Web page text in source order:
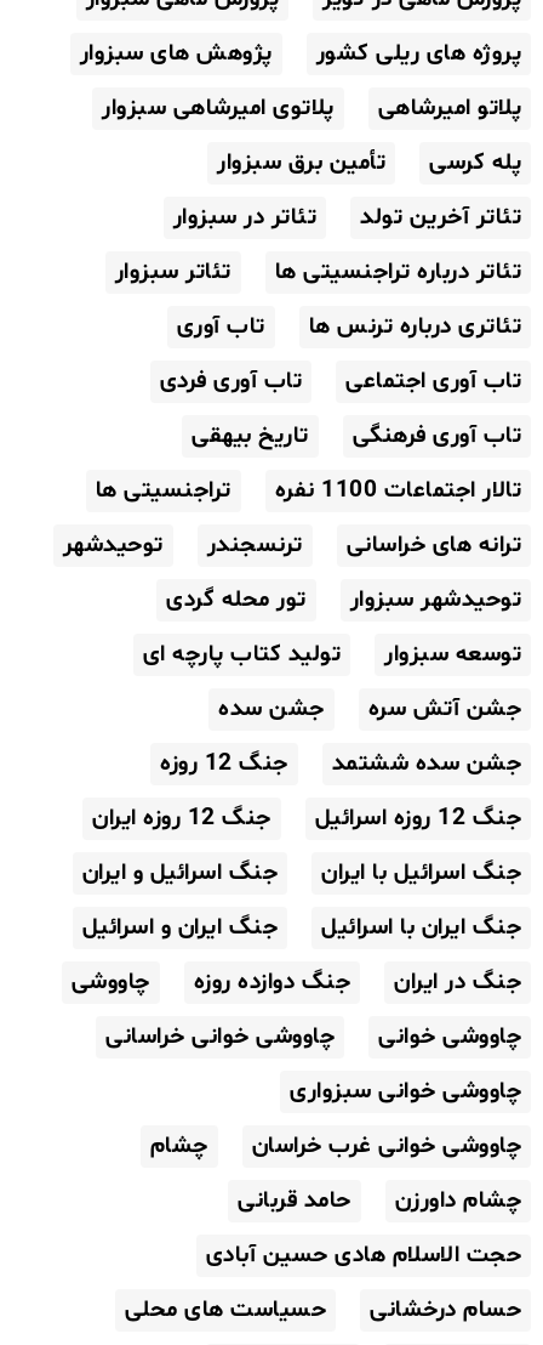
پروژه های ریلی کشور
پژوهش های سبزوار
پلاتو امیرشاهی
پلاتوی امیرشاهی سبزوار
پله کرسی
تأمین برق سبزوار
تئاتر آخرین تولد
تئاتر در سبزوار
تئاتر درباره تراجنسیتی ها
تئاتر سبزوار
تئاتری درباره ترنس ها
تاب آوری
تاب آوری اجتماعی
تاب آوری فردی
تاب آوری فرهنگی
تاریخ بیهقی
تالار اجتماعات 1100 نفره
تراجنسیتی ها
ترانه های خراسانی
ترنسجندر
توحیدشهر
توحیدشهر سبزوار
تور محله گردی
توسعه سبزوار
تولید کتاب پارچه ای
جشن آتش سره
جشن سده
جشن سده ششتمد
جنگ 12 روزه
جنگ 12 روزه اسرائیل
جنگ 12 روزه ایران
جنگ اسرائیل با ایران
جنگ اسرائیل و ایران
جنگ ایران با اسرائیل
جنگ ایران و اسرائیل
جنگ در ایران
جنگ دوازده روزه
چاووشی
چاووشی خوانی
چاووشی خوانی خراسانی
چاووشی خوانی سبزواری
چاووشی خوانی غرب خراسان
چشام
چشام داورزن
حامد قربانی
حجت الاسلام هادی حسین آبادی
حسام درخشانی
حسیاست های محلی